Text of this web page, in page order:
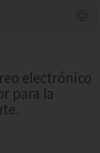
electrónico
para la